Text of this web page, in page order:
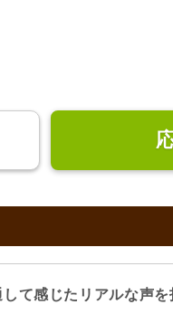
て感じたリアルな声